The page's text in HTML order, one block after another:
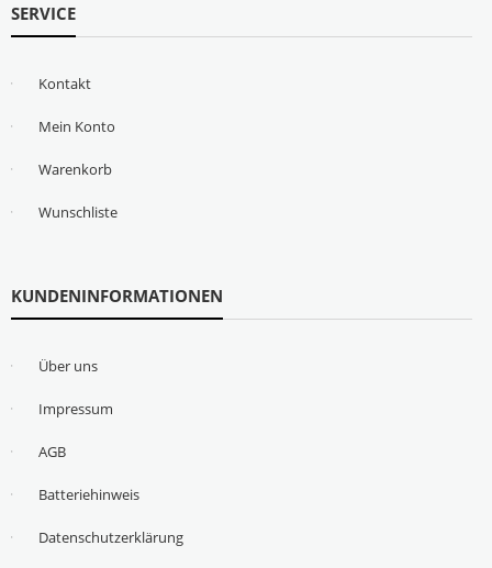
SERVICE
Kontakt
Mein Konto
Warenkorb
Wunschliste
KUNDENINFORMATIONEN
Über uns
Impressum
AGB
Batteriehinweis
Datenschutzerklärung